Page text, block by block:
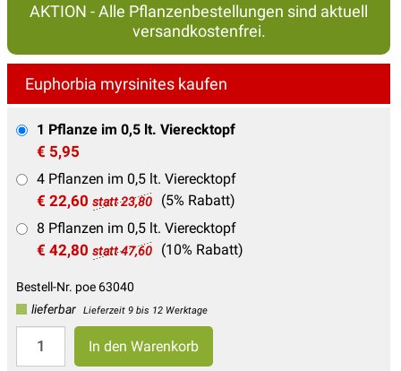
AKTION - Alle Pflanzenbestellungen sind aktuell
versandkostenfrei.
Euphorbia myrsinites kaufen
1 Pflanze im 0,5 lt. Vierecktopf
€ 5,95
4 Pflanzen im 0,5 lt. Vierecktopf
€ 22,60 statt 23,80
(5% Rabatt)
8 Pflanzen im 0,5 lt. Vierecktopf
€ 42,80 statt 47,60 (10% Rabatt)
Bestell-Nr. poe 63040
lieferbar
Lieferzeit 9 bis 12 Werktage